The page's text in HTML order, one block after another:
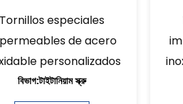
Tornillos especiales
impermeables de acero
inoxidable personalizados
বিভাগ:রিভেটস